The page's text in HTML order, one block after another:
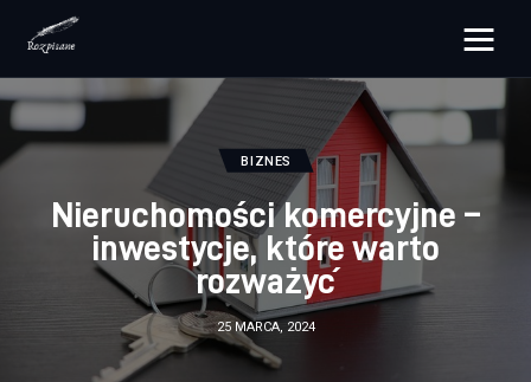
rozpisane.pl
Lifestyle
Zdrowie
Uroda
Dom i ogród
BIZNES
Nieruchomości komercyjne –
inwestycje, które warto
rozważyć
25 MARCA, 2024